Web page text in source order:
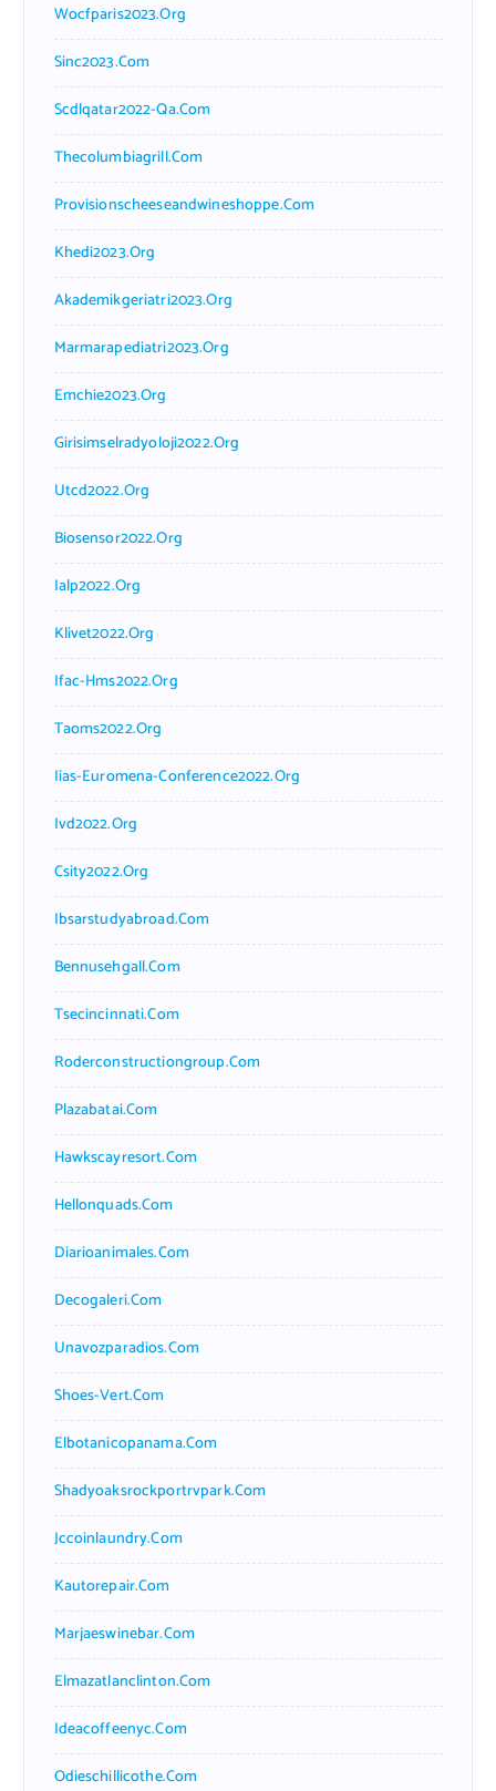
Wocfparis2023.org
Sinc2023.com
Scdlqatar2022-Qa.com
Thecolumbiagrill.com
Provisionscheeseandwineshoppe.com
Khedi2023.org
Akademikgeriatri2023.org
Marmarapediatri2023.org
Emchie2023.org
Girisimselradyoloji2022.org
Utcd2022.org
Biosensor2022.org
Ialp2022.org
Klivet2022.org
Ifac-Hms2022.org
Taoms2022.org
Iias-Euromena-Conference2022.org
Ivd2022.org
Csity2022.org
Ibsarstudyabroad.com
Bennusehgall.com
Tsecincinnati.com
Roderconstructiongroup.com
Plazabatai.com
Hawkscayresort.com
Hellonquads.com
Diarioanimales.com
Decogaleri.com
Unavozparadios.com
Shoes-Vert.com
Elbotanicopanama.com
Shadyoaksrockportrvpark.com
Jccoinlaundry.com
Kautorepair.com
Marjaeswinebar.com
Elmazatlanclinton.com
Ideacoffeenyc.com
Odieschillicothe.com